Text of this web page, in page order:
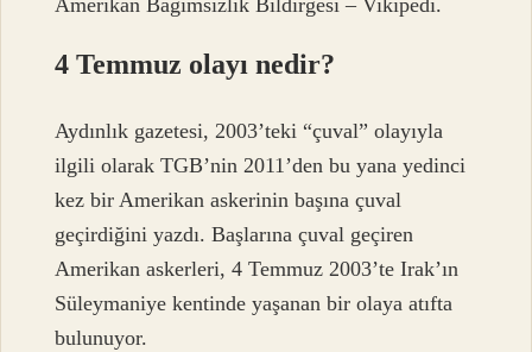
4 Temmuz olayı nedir?
Aydınlık gazetesi, 2003’teki “çuval” olayıyla
ilgili olarak TGB’nin 2011’den bu yana yedinci
kez bir Amerikan askerinin başına çuval
geçirdiğini yazdı. Başlarına çuval geçiren
Amerikan askerleri, 4 Temmuz 2003’te Irak’ın
Süleymaniye kentinde yaşanan bir olaya atıfta
bulunuyor.